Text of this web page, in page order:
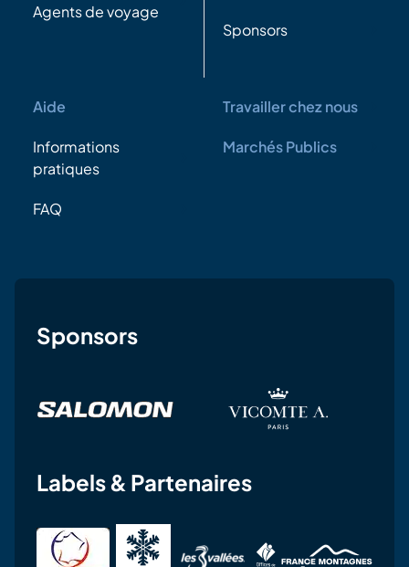
Agents de voyage
Sponsors
Aide
Informations
pratiques
FAQ
Travailler chez nous
Marchés Publics
Sponsors
Labels & Partenaires